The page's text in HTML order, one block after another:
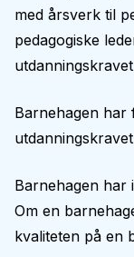
med årsverk til
pedagogiske
Barnehagen har
Barnehagen har
Om en
kvaliteten på en